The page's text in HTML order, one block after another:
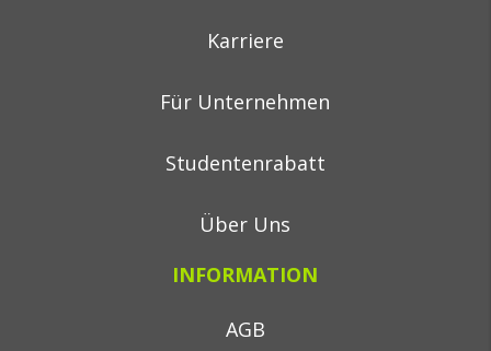
Karriere
Für Unternehmen
Studentenrabatt
Über Uns
INFORMATION
AGB